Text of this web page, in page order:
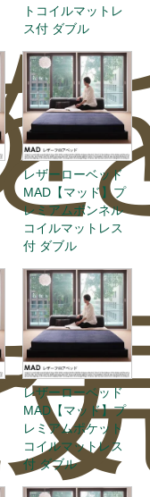
トコイルマットレ
ス付 ダブル
レザーローベッド
MAD【マッド】プ
レミアムボンネル
コイルマットレス
付 ダブル
レザーローベッド
MAD【マッド】プ
レミアムポケット
コイルマットレス
付 ダブル